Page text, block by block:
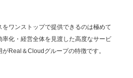
ワンストップで提供できるのは極めて
化・経営全体を見渡した高度なサービ
Real＆Cloudグループの特徴です。